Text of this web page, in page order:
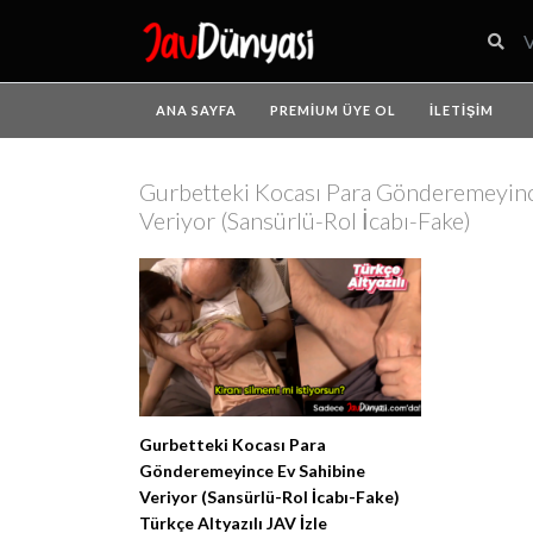
ANA SAYFA PREMIUM ÜYE OL İLETIŞIM
Gurbetteki Kocası Para
Veriyor (Sansürlü-Rol İcabı-Fake)
Gurbetteki Kocası Para
Gönderemeyince Ev Sahibine
Veriyor (Sansürlü-Rol İcabı-Fake)
Türkçe Altyazılı JAV İzle